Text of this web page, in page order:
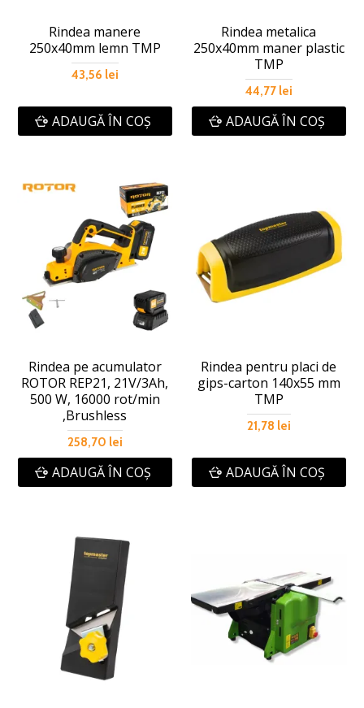
Rindea manere
250x40mm lemn TMP
43,56 lei
ADAUGĂ ÎN COŞ
Rindea metalica
250x40mm maner plastic
TMP
44,77 lei
ADAUGĂ ÎN COŞ
Rindea pe acumulator
ROTOR REP21, 21V/3Ah,
500 W, 16000 rot/min
,Brushless
258,70 lei
ADAUGĂ ÎN COŞ
Rindea pentru placi de
gips-carton 140x55 mm
TMP
21,78 lei
ADAUGĂ ÎN COŞ